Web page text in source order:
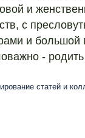
и
с
и большой
-
статей и